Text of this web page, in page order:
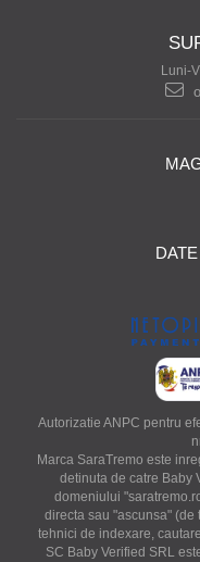
Luni-
Autorizatie ANPC pentru
Marca SaraTremo este
detinuta de catre Baby
domeniului
directa sau "ascunsa" (de
tehnici de indexare,
SC Baby Verified SRL